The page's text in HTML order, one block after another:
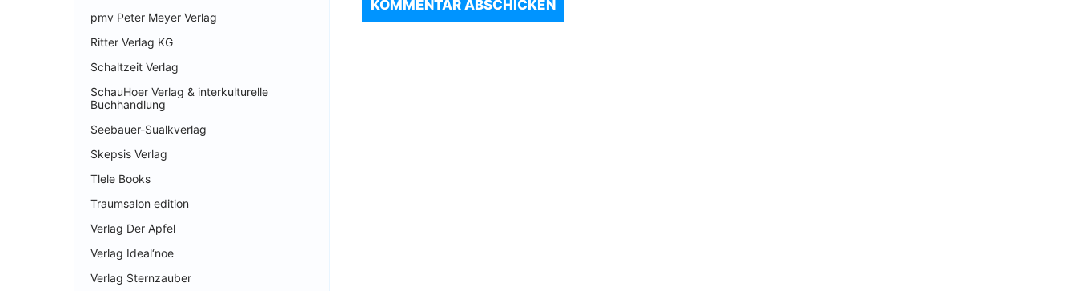
pmv Peter Meyer Verlag
Ritter Verlag KG
Schaltzeit Verlag
SchauHoer Verlag & interkulturelle
Buchhandlung
Seebauer-Sualkverlag
Skepsis Verlag
Tlele Books
Traumsalon edition
Verlag Der Apfel
Verlag Ideal‘noe
Verlag Sternzauber